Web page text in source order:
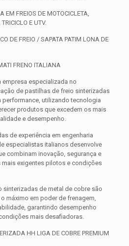
EM FREIOS DE MOTOCICLETA,
E UTV.
DE FREIO / SAPATA PATIM LONA DE
FRENO ITALIANA
empresa especializada no
de pastilhas de freio sinterizadas
performance, utilizando tecnologia
produtos que excedem os mais
e desempenho.
de experiência em engenharia
especialistas italianos desenvolve
combinam inovação, segurança e
mais exigentes pilotos e condições
sinterizadas de metal de cobre são
máximo em poder de frenagem,
garantindo desempenho
mais desafiadoras.
HH LIGA DE COBRE PREMIUM